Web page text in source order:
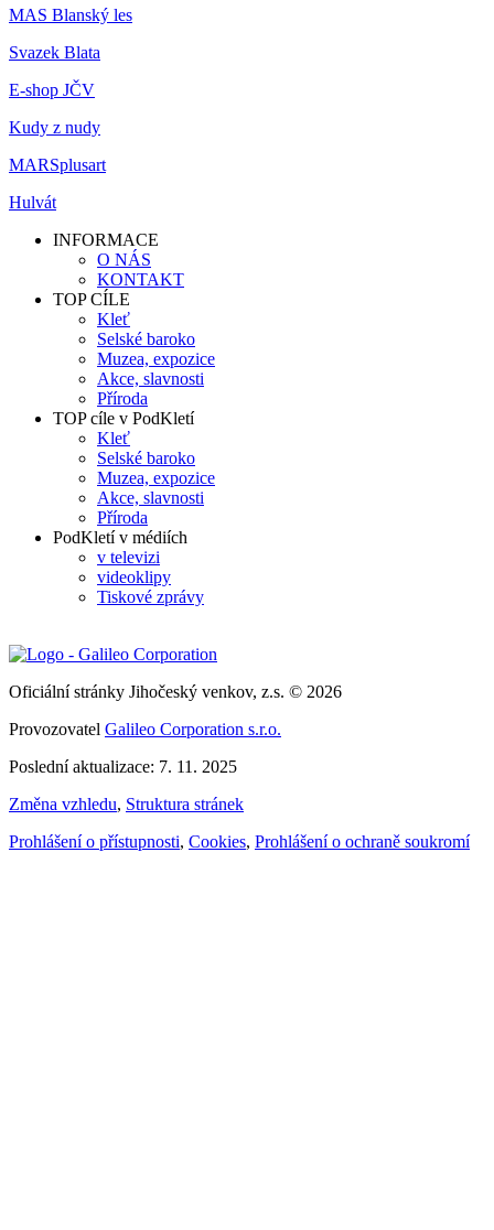
MAS Blanský les
Svazek Blata
E-shop JČV
Kudy z nudy
MARSplusart
Hulvát
INFORMACE
O NÁS
KONTAKT
TOP CÍLE
Kleť
Selské baroko
Muzea, expozice
Akce, slavnosti
Příroda
TOP cíle v PodKletí
Kleť
Selské baroko
Muzea, expozice
Akce, slavnosti
Příroda
PodKletí v médiích
v televizi
videoklipy
Tiskové zprávy
Oficiální stránky Jihočeský venkov, z.s. © 2026
Provozovatel Galileo Corporation s.r.o.
Poslední aktualizace: 7. 11. 2025
Změna vzhledu, Struktura stránek
Prohlášení o přístupnosti, Cookies, Prohlášení o ochraně soukromí